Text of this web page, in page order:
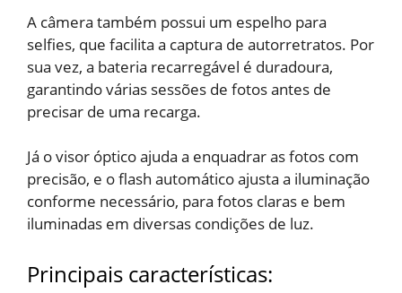
A câmera também possui um espelho para
selfies, que facilita a captura de autorretratos. Por
sua vez, a bateria recarregável é duradoura,
garantindo várias sessões de fotos antes de
precisar de uma recarga.
Já o visor óptico ajuda a enquadrar as fotos com
precisão, e o flash automático ajusta a iluminação
conforme necessário, para fotos claras e bem
iluminadas em diversas condições de luz.
Principais características: